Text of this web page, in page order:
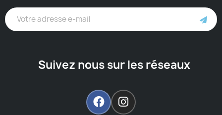
Suivez nous sur les réseaux